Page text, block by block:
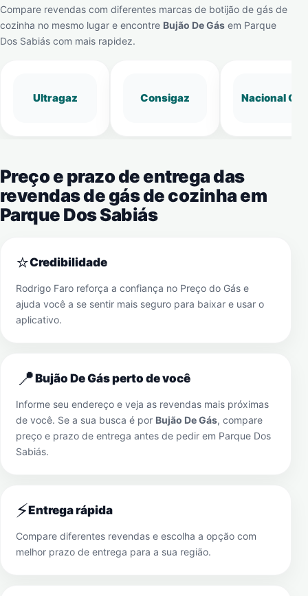
Compare revendas com diferentes marcas de botijão de gás de
cozinha no mesmo lugar e encontre Bujão De Gás em Parque
Dos Sabiás com mais rapidez.
Ultragaz Consigaz Nacional Gás
Preço e prazo de entrega das
revendas de gás de cozinha em
Parque Dos Sabiás
⭐Credibilidade
Rodrigo Faro reforça a confiança no Preço do Gás e
ajuda você a se sentir mais seguro para baixar e usar o
aplicativo.
📍Bujão De Gás perto de você
Informe seu endereço e veja as revendas mais próximas
de você. Se a sua busca é por Bujão De Gás, compare
preço e prazo de entrega antes de pedir em Parque Dos
Sabiás.
⚡Entrega rápida
Compare diferentes revendas e escolha a opção com
melhor prazo de entrega para a sua região.